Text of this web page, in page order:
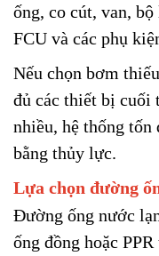
ống, co cút, van,
FCU và các phụ
Nếu chọn bơm
đủ các thiết bị cuối
nhiều, hệ thống tốn
bằng thủy lực.
Lựa chọn đường
Đường ống nước
ống đồng hoặc